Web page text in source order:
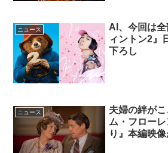
ニュース
AI、今回は
ィントン2』
下ろし
ニュース
夫婦の絆が
ム・フロー
り』本編映